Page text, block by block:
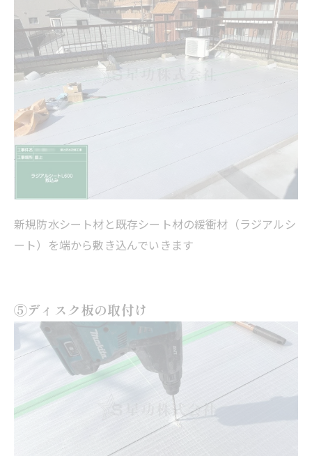
新規防水シート材と既存シート材の緩衝材（ラジアルシ
ート）を端から敷き込んでいきます
⑤ディスク板の取付け